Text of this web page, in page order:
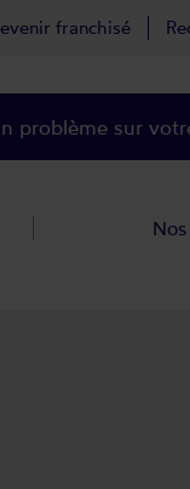
franchisé
problème sur